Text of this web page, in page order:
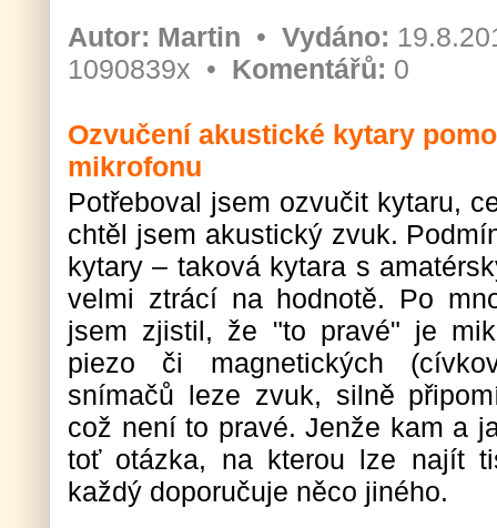
Autor: Martin • Vydáno:
1090839x • Komentářů: 0
Ozvučení akustické kytary
mikrofonu
Potřeboval jsem ozvučit kytaru,
chtěl jsem akustický zvuk.
kytary – taková kytara s
velmi ztrácí na hodnotě. Po
jsem zjistil, že "to pravé" je
piezo či magnetických
snímačů leze zvuk, silně
což není to pravé. Jenže kam a
toť otázka, na kterou lze najít
každý doporučuje něco jiného.